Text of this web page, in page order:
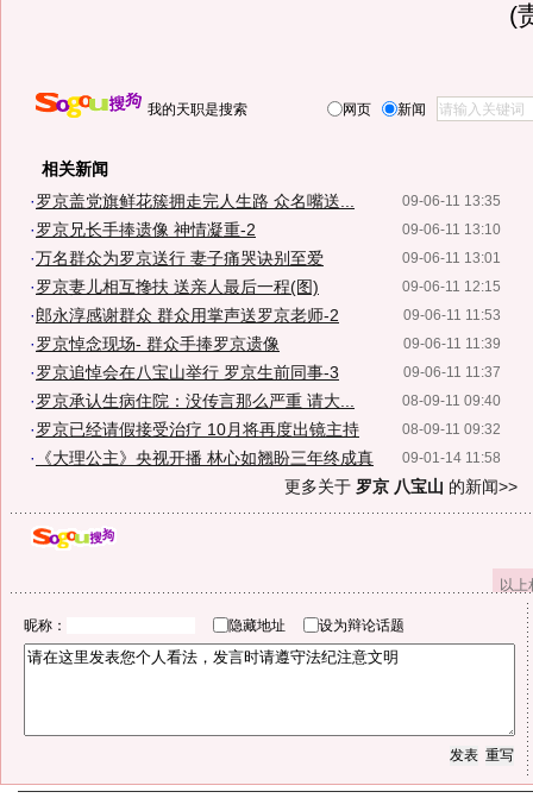
(
我的天职是搜索 网页 新闻
相关新闻
09-06-11 13:35
·罗京盖党旗鲜花簇拥走完人生路 众名嘴送...
09-06-11 13:10
·罗京兄长手捧遗像 神情凝重-2
09-06-11 13:01
·万名群众为罗京送行 妻子痛哭诀别至爱
09-06-11 12:15
·罗京妻儿相互搀扶 送亲人最后一程(图)
09-06-11 11:53
·郎永淳感谢群众 群众用掌声送罗京老师-2
09-06-11 11:39
·罗京悼念现场- 群众手捧罗京遗像
09-06-11 11:37
·罗京追悼会在八宝山举行 罗京生前同事-3
08-09-11 09:40
·罗京承认生病住院：没传言那么严重 请大...
08-09-11 09:32
·罗京已经请假接受治疗 10月将再度出镜主持
09-01-14 11:58
·
《大理公主》央视开播 林心如翘盼三年终成真
更多关于 罗京 八宝山 的新闻>>
以
昵称： 隐藏地址 设为辩论话题